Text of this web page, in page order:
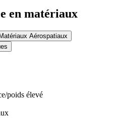
en matériaux
Matériaux Aérospatiaux
poids élevé